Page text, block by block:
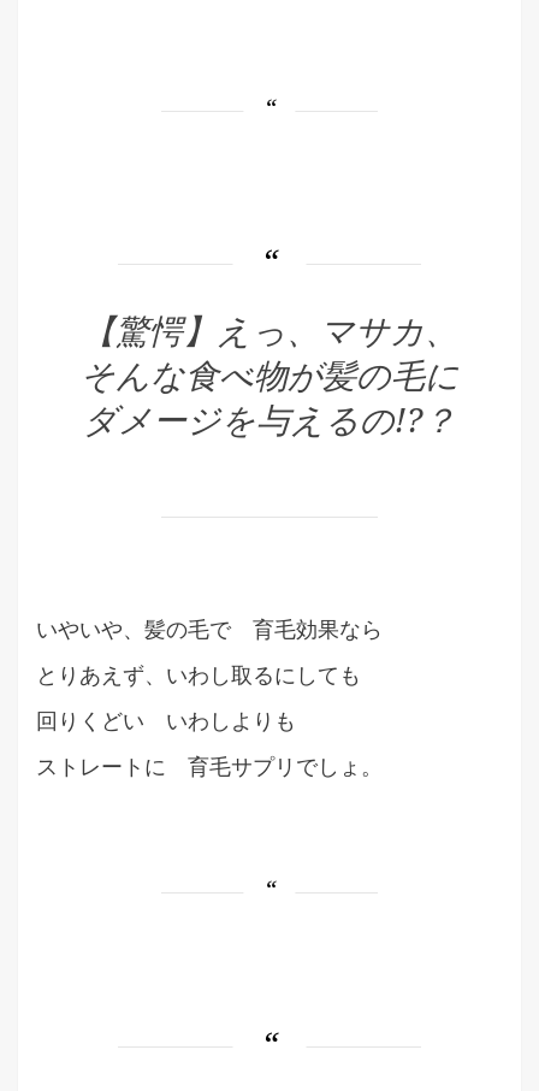
【驚愕】えっ、マサカ、
そんな食べ物が髪の毛に
ダメージを与えるの!?？
いやいや、髪の毛で 育毛効果なら
とりあえず、いわし取るにしても
回りくどい いわしよりも
ストレートに 育毛サプリでしょ。